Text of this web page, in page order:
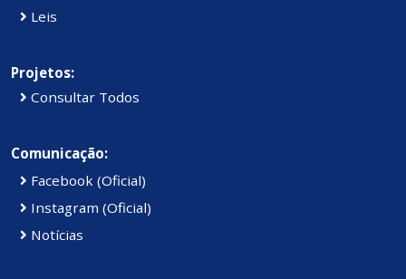
Leis
Projetos:
Consultar Todos
Comunicação:
Facebook (Oficial)
Instagram (Oficial)
Notícias